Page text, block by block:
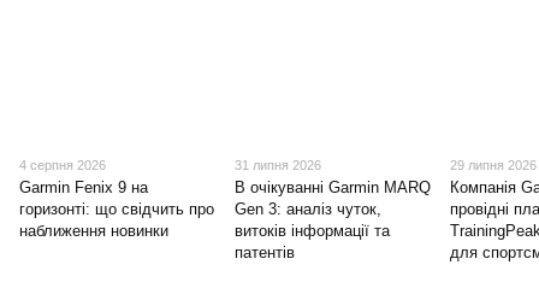
4 серпня 2026
Garmin Fenix 9 на
горизонті: що свідчить про
наближення новинки
31 липня 2026
В очікуванні Garmin MARQ
Gen 3: аналіз чуток,
витоків інформації та
патентів
29 липня 2026
Компанія
провідні
для